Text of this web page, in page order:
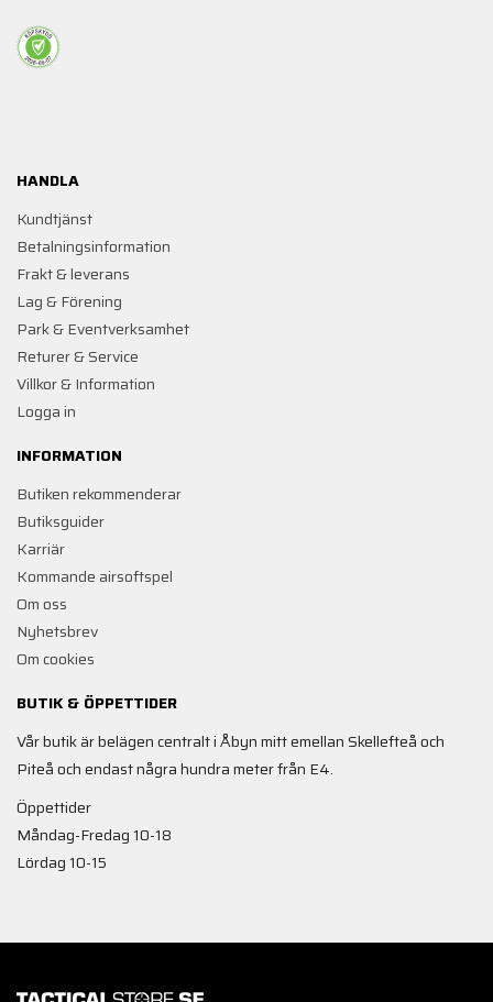
HANDLA
Kundtjänst
Betalningsinformation
Frakt & leverans
Lag & Förening
Park & Eventverksamhet
Returer & Service
Villkor & Information
Logga in
INFORMATION
Butiken rekommenderar
Butiksguider
Karriär
Kommande airsoftspel
Om oss
Nyhetsbrev
Om cookies
BUTIK & ÖPPETTIDER
Vår butik är belägen centralt i Åbyn mitt emellan Skellefteå och
Piteå och endast några hundra meter från E4.
Öppettider
Måndag-Fredag 10-18
Lördag 10-15